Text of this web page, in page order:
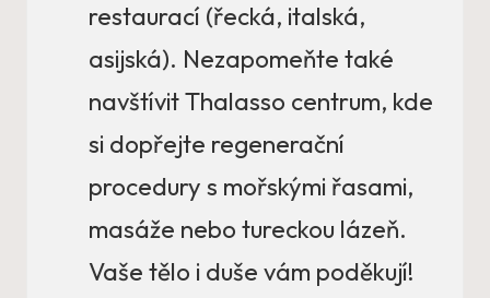
restaurací (řecká, italská,
asijská). Nezapomeňte také
navštívit Thalasso centrum, kde
si dopřejte regenerační
procedury s mořskými řasami,
masáže nebo tureckou lázeň.
Vaše tělo i duše vám poděkují!